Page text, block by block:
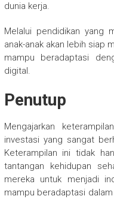
dunia kerja.
Melalui pendidikan yang
anak-anak akan lebih siap
mampu beradaptasi
digital.
Penutup
Mengajarkan
investasi yang sangat
Keterampilan ini tidak
tantangan kehidupan
mereka untuk menjadi
mampu beradaptasi